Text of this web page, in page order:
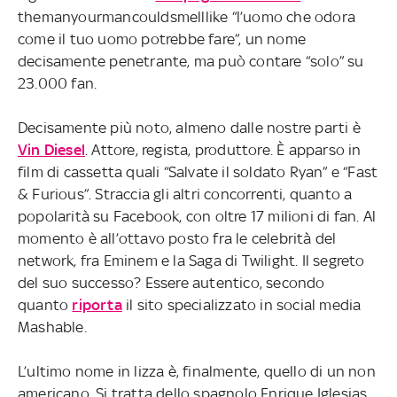
themanyourmancouldsmelllike “l’uomo che odora
come il tuo uomo potrebbe fare”, un nome
decisamente penetrante, ma può contare “solo” su
23.000 fan.
Decisamente più noto, almeno dalle nostre parti è
Vin Diesel. Attore, regista, produttore. È apparso in
film di cassetta quali “Salvate il soldato Ryan” e “Fast
& Furious”. Straccia gli altri concorrenti, quanto a
popolarità su Facebook, con oltre 17 milioni di fan. Al
momento è all’ottavo posto fra le celebrità del
network, fra Eminem e la Saga di Twilight. Il segreto
del suo successo? Essere autentico, secondo
quanto riportail sito specializzato in social media
Mashable.
L’ultimo nome in lizza è, finalmente, quello di un non